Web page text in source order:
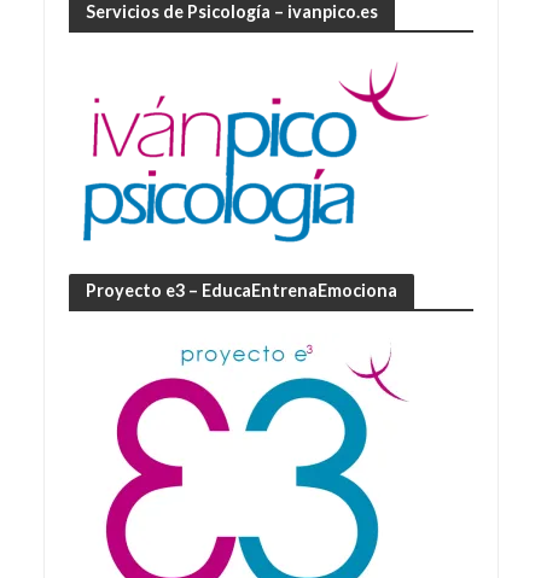
Servicios de Psicología – ivanpico.es
Proyecto e3 – EducaEntrenaEmociona